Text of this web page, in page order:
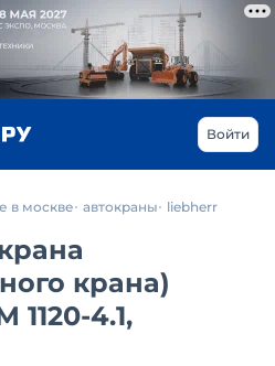
Войти
в москве автокраны liebherr
крана)
1120-4.1,